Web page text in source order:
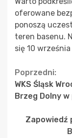
oferowane
ponoszą
teren basenu.
się 10
Poprzedni:
WKS Śląsk
Brzeg Dolny
Zapowiedź